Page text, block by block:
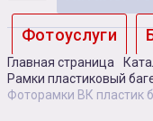
Фотоуслуги
Главная страница
Рамки пластиковый
Фоторамки ВК пластик